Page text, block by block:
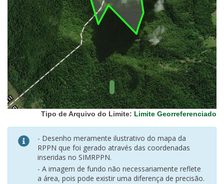
Biomas
(IBGE)
Vegetação
(IBGE)
Rodovias
(IBGE)
Relevo
(IBGE)
Tipo de Arquivo do Limite: Limite Georreferenciado
- Desenho meramente ilustrativo do mapa da
RPPN que foi gerado através das coordenadas
inseridas no SIMRPPN.
- A imagem de fundo não necessariamente reflete
a área, pois pode existir uma diferença de precisão.